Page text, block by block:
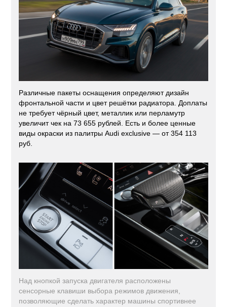
Различные пакеты оснащения определяют дизайн
фронтальной части и цвет решётки радиатора. Доплаты
не требует чёрный цвет, металлик или перламутр
увеличит чек на 73 655 рублей. Есть и более ценные
виды окраски из палитры Audi exclusive — от 354 113
руб.
Над кнопкой запуска двигателя расположены
сенсорные клавиши выбора режимов движения,
позволяющие сделать характер машины спортивнее